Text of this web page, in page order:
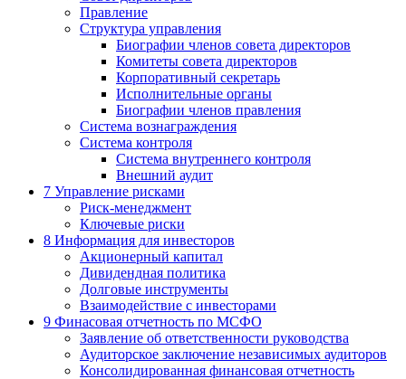
Правление
Структура управления
Биографии членов совета директоров
Комитеты совета директоров
Корпоративный секретарь
Исполнительные органы
Биографии членов правления
Система вознаграждения
Система контроля
Система внутреннего контроля
Внешний аудит
7 Управление рисками
Риск-менеджмент
Ключевые риски
8 Информация для инвесторов
Акционерный капитал
Дивидендная политика
Долговые инструменты
Взаимодействие с инвеcторами
9 Финасовая отчетность по МСФО
Заявление об ответственности руководства
Аудиторское заключение независимых аудиторов
Консолидированная финансовая отчетность